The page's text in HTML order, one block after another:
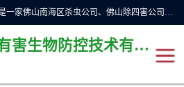
佛山儒创有害生物防治有限公司是一家佛山南海区杀虫公司、佛山除四害公司、佛山灭白蚁公司、佛山白蚁防治公司，让您远离虫害困扰。要问佛山白蚁防治哪家好？佛山儒创有害生物防治有限公司全佛山、广州，正规公司，上门勘查，可靠，售后有保障。
佛山儒创有害生物防控技术有限公司